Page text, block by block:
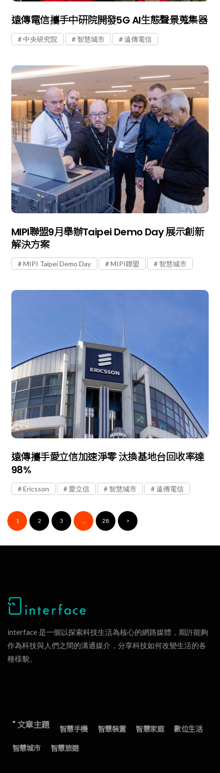
遠傳電信攜手中研院開發5G AI生態聲景蒐集器
中央研究院 智慧城市 遠傳電信
MIPI聯盟9月舉辦Taipei Demo Day 展示創新
解決方案
MIPI Taipei Demo Day MIPI聯盟 智慧城市
遠傳攜手愛立信加速淨零 汰換基地台回收率達
98%
Ericsson 愛立信 智慧城市 遠傳電信
1 2 3 28 >
interface 是一個以探索科技生活為核心的網路媒體，期許能夠
作為科技與人們之間的溝通媒介，分享科技如何改變生活的各
種樣貌。
" 文章主題 智慧手機 智慧裝置 智慧家庭
數位生活
智慧城市
智慧旅遊